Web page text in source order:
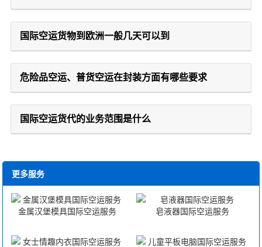
国际空运货物到欧洲一般几天可以到
危险品空运、普货空运在封装方面有哪些要求
国际空运货代的业务范围是什么
更多服务
金属汉堡模具国际空运服务 皂液器国际空运服务